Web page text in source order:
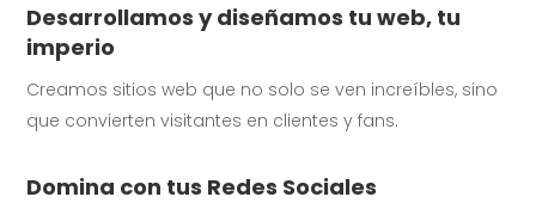
Desarrollamos y diseñamos tu web, tu
imperio
Creamos sitios web que no solo se ven increíbles, sino
que convierten visitantes en clientes y fans.
Domina con tus Redes Sociales